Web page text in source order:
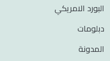
البورد الامريكي
دبلومات
المدونة